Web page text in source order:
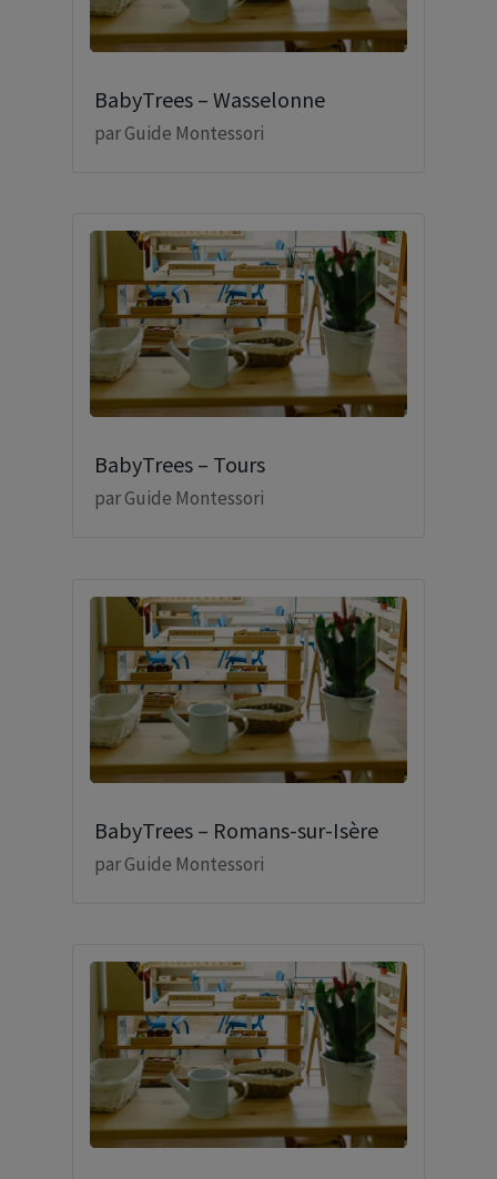
BabyTrees – Wasselonne
parGuide Montessori
BabyTrees – Tours
parGuide Montessori
BabyTrees – Romans-sur-Isère
parGuide Montessori